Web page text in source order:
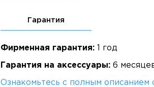
Гарантия
Фирменная гарантия:1 год
Гарантия на аксессуары:6
Ознакомьтесь с полным описанием